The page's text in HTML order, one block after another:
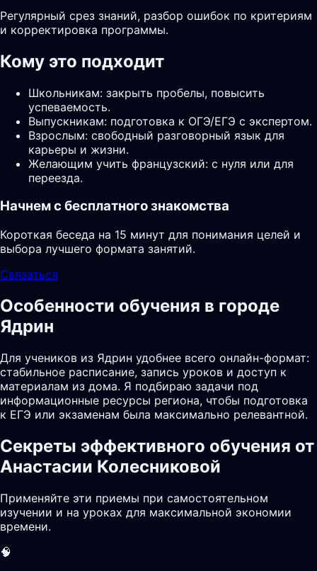
Регулярный срез знаний, разбор ошибок по критериям
и корректировка программы.
Кому это подходит
Школьникам: закрыть пробелы, повысить
успеваемость.
Выпускникам: подготовка к ОГЭ/ЕГЭ с экспертом.
Взрослым: свободный разговорный язык для
карьеры и жизни.
Желающим учить французский: с нуля или для
переезда.
Начнем с бесплатного знакомства
Короткая беседа на 15 минут для понимания целей и
выбора лучшего формата занятий.
Связаться
Особенности обучения в городе
Ядрин
Для учеников из Ядрин удобнее всего онлайн-формат:
стабильное расписание, запись уроков и доступ к
материалам из дома. Я подбираю задачи под
информационные ресурсы региона, чтобы подготовка
к ЕГЭ или экзаменам была максимально релевантной.
Секреты эффективного обучения от
Анастасии Колесниковой
Применяйте эти приемы при самостоятельном
изучении и на уроках для максимальной экономии
времени.
🧠